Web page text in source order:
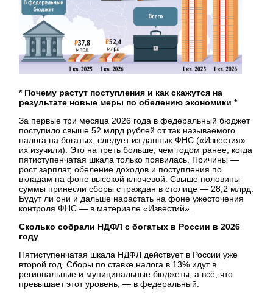
* Почему растут поступления и как скажутся на
результате новые меры по обелению экономики *
За первые три месяца 2026 года в федеральный бюджет
поступило свыше 52 млрд рублей от так называемого
налога на богатых, следует из данных ФНС («Известия»
их изучили). Это на треть больше, чем годом ранее, когда
пятиступенчатая шкала только появилась. Причины —
рост зарплат, обеление доходов и поступления по
вкладам на фоне высокой ключевой. Свыше половины
суммы принесли сборы с граждан в столице — 28,2 млрд.
Будут ли они и дальше нарастать на фоне ужесточения
контроля ФНС — в материале «Известий».
Сколько собрали НДФЛ с богатых в России в 2026
году
Пятиступенчатая шкала НДФЛ действует в России уже
второй год. Сборы по ставке налога в 13% идут в
региональные и муниципальные бюджеты, а всё, что
превышает этот уровень, — в федеральный.